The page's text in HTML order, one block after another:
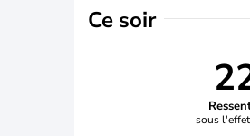
Ce soir
sous